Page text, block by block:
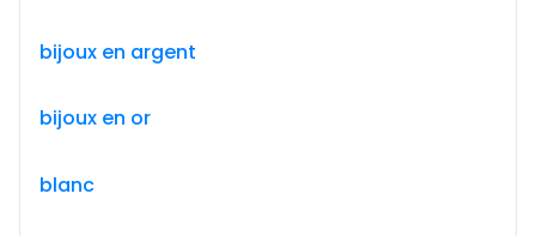
bijoux en argent
bijoux en or
blanc